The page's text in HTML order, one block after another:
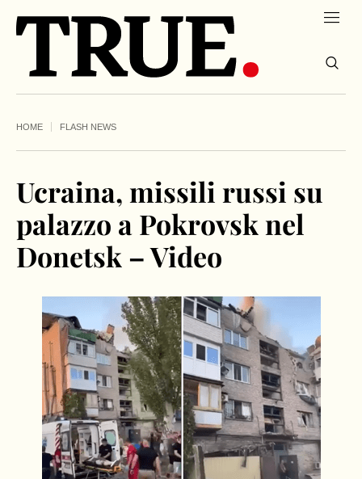
HOME FLASH NEWS
Ucraina, missili russi su
palazzo a Pokrovsk nel
Donetsk – Video